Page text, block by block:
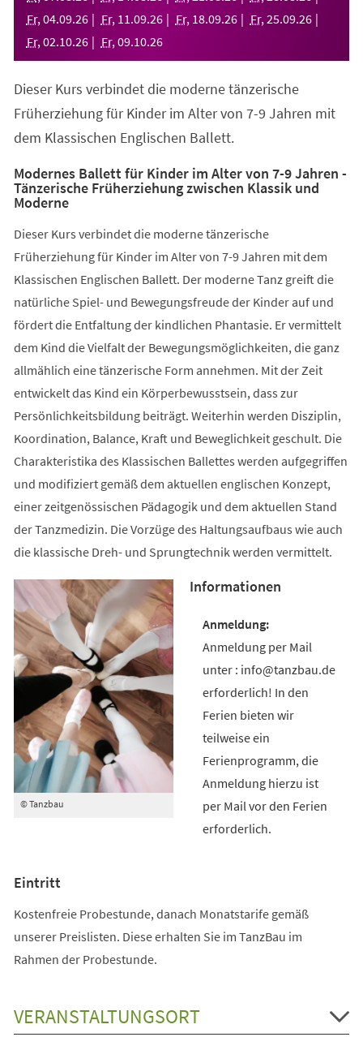
Fr, 04.09.26 Fr, 11 .09.26 Fr, 18.09.26 Fr, 25.09.26
Fr, 02.10.26 Fr, 09.10.26
Dieser Kurs verbindet die moderne tänzerische
Früherziehung für Kinder im Alter von 7-9 Jahren mit
dem Klassischen Englischen Ballett.
Modernes Ballett für Kinder im Alter von 7-9 Jahren -
Tänzerische Früherziehung zwischen Klassik und
Moderne
Dieser Kurs verbindet die moderne tänzerische
Früherziehung für Kinder im Alter von 7-9 Jahren mit dem
Klassischen Englischen Ballett. Der moderne Tanz greift die
natürliche Spiel- und Bewegungsfreude der Kinder auf und
fördert die Entfaltung der kindlichen Phantasie. Er vermittelt
dem Kind die Vielfalt der Bewegungsmöglichkeiten, die ganz
allmählich eine tänzerische Form annehmen. Mit der Zeit
entwickelt das Kind ein Körperbewusstsein, dass zur
Persönlichkeitsbildung beiträgt. Weiterhin werden Disziplin,
Koordination, Balance, Kraft und Beweglichkeit geschult. Die
Charakteristika des Klassischen Ballettes werden aufgegriffen
und modifiziert gemäß dem aktuellen englischen Konzept,
einer zeitgenössischen Pädagogik und dem aktuellen Stand
der Tanzmedizin. Die Vorzüge des Haltungsaufbaus wie auch
die klassische Dreh- und Sprungtechnik werden vermittelt.
© Tanzbau
Informationen
Anmeldung per Mail
unter : info@tanzbau.de
erforderlich! In den
Ferien bieten wir
teilweise ein
Ferienprogramm, die
Anmeldung hierzu ist
per Mail vor den Ferien
erforderlich.
Eintritt
Kostenfreie Probestunde, danach Monatstarife gemäß
unserer Preislisten. Diese erhalten Sie im TanzBau im
Rahmen der Probestunde.
VERANSTALTUNGSORT